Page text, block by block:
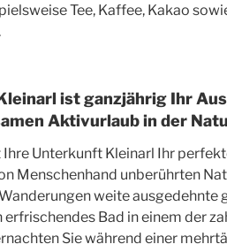
Tee, Kaffee, Kakao
ist ganzjährig Ihr
Aktivurlaub in der
Unterkunft Kleinarl Ihr
Menschenhand unberührten
weite ausgedehnte
erfrischendes Bad in einem der
Sie während einer